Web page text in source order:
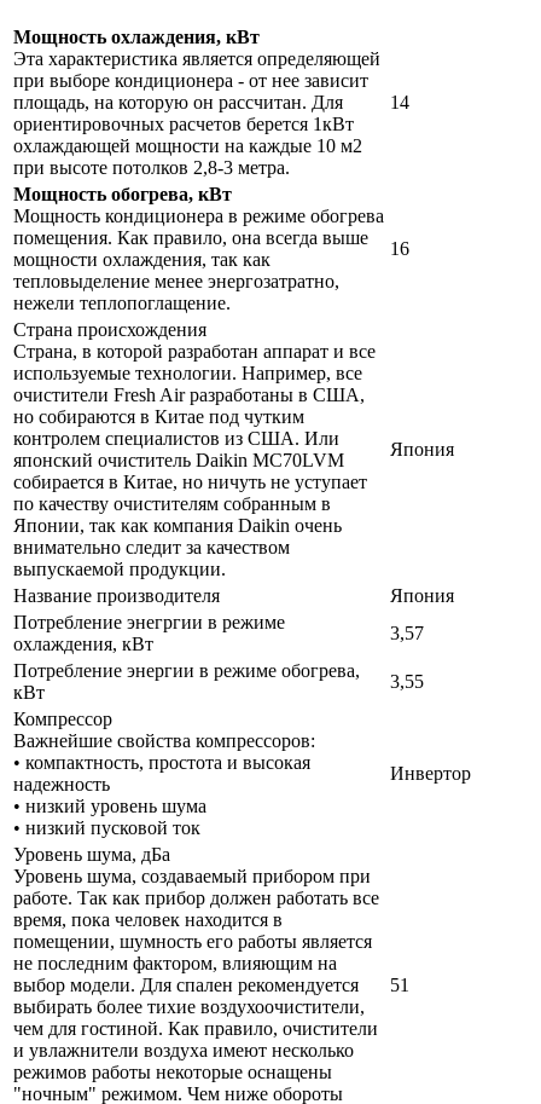
Мощность охлаждения, кВт
Эта характеристика является определяющей
при выборе кондиционера - от нее зависит
площадь, на которую он рассчитан. Для
ориентировочных расчетов берется 1кВт
охлаждающей мощности на каждые 10 м2
при высоте потолков 2,8-3 метра.
14
Мощность обогрева, кВт
Мощность кондиционера в режиме обогрева
помещения. Как правило, она всегда выше
мощности охлаждения, так как
тепловыделение менее энергозатратно,
нежели теплопоглащение.
16
Страна происхождения
Страна, в которой разработан аппарат и все
используемые технологии. Например, все
очистители Fresh Air разработаны в США,
но собираются в Китае под чутким
контролем специалистов из США. Или
японский очиститель Daikin MC70LVM
собирается в Китае, но ничуть не уступает
по качеству очистителям собранным в
Японии, так как компания Daikin очень
внимательно следит за качеством
выпускаемой продукции.
Япония
Название производителя
Япония
Потребление энегргии в режиме
охлаждения, кВт
3,57
Потребление энергии в режиме обогрева,
кВт
3,55
Компрессор
Важнейшие свойства компрессоров:
• компактность, простота и высокая
надежность
• низкий уровень шума
• низкий пусковой ток
Инвертор
Уровень шума, дБа
Уровень шума, создаваемый прибором при
работе. Так как прибор должен работать все
время, пока человек находится в
помещении, шумность его работы является
не последним фактором, влияющим на
выбор модели. Для спален рекомендуется
выбирать более тихие воздухоочистители,
чем для гостиной. Как правило, очистители
и увлажнители воздуха имеют несколько
режимов работы некоторые оснащены
"ночным" режимом. Чем ниже обороты
51